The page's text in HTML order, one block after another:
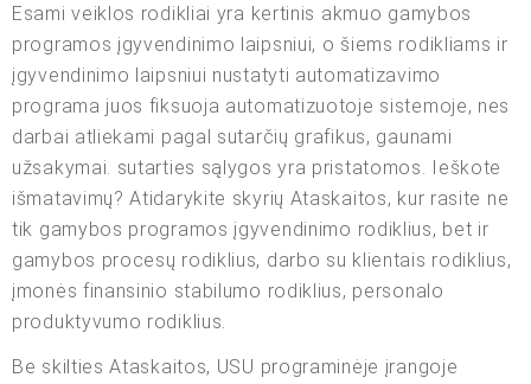
Esami veiklos rodikliai yra kertinis akmuo gamybos
programos įgyvendinimo laipsniui, o šiems rodikliams ir
įgyvendinimo laipsniui nustatyti automatizavimo
programa juos fiksuoja automatizuotoje sistemoje, nes
darbai atliekami pagal sutarčių grafikus, gaunami
užsakymai. sutarties sąlygos yra pristatomos. Ieškote
išmatavimų? Atidarykite skyrių Ataskaitos, kur rasite ne
tik gamybos programos įgyvendinimo rodiklius, bet ir
gamybos procesų rodiklius, darbo su klientais rodiklius,
įmonės finansinio stabilumo rodiklius, personalo
produktyvumo rodiklius.
Be skilties Ataskaitos, USU programinėje įrangoje